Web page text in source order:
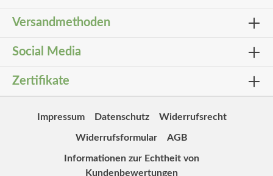
Versandmethoden
Social Media
Zertifikate
Impressum Datenschutz Widerrufsrecht
Widerrufsformular AGB
Informationen zur Echtheit von
Kundenbewertungen